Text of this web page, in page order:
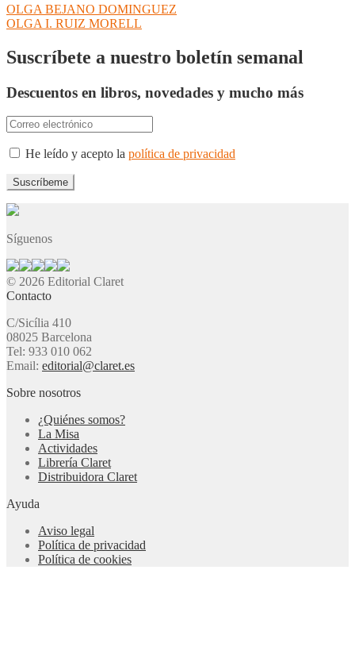
Navegación
de
entradas
Anterior:
OLGA BEJANO DOMINGUEZ
Siguiente:
OLGA I. RUIZ MORELL
Suscríbete a nuestro boletín semanal
Descuentos en libros, novedades y mucho más
He leído y acepto la política de privacidad
Síguenos
© 2026 Editorial Claret
Contacto
C/Sicília 410
08025 Barcelona
Tel: 933 010 062
Email: editorial@claret.es
Sobre nosotros
¿Quiénes somos?
La Misa
Actividades
Librería Claret
Distribuidora Claret
Ayuda
Aviso legal
Política de privacidad
Política de cookies